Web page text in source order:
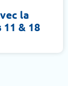
la
& 18